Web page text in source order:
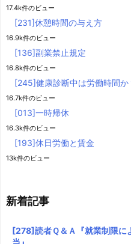
17.4k件のビュー
[231]休憩時間の与え方
16.9k件のビュー
[136]副業禁止規定
16.8k件のビュー
[245]健康診断中は労働時間か
16.7k件のビュー
[013]一時帰休
16.3k件のビュー
[193]休日労働と賃金
13k件のビュー
新着記事
[278]読者Ｑ＆Ａ『就業制限に
当』